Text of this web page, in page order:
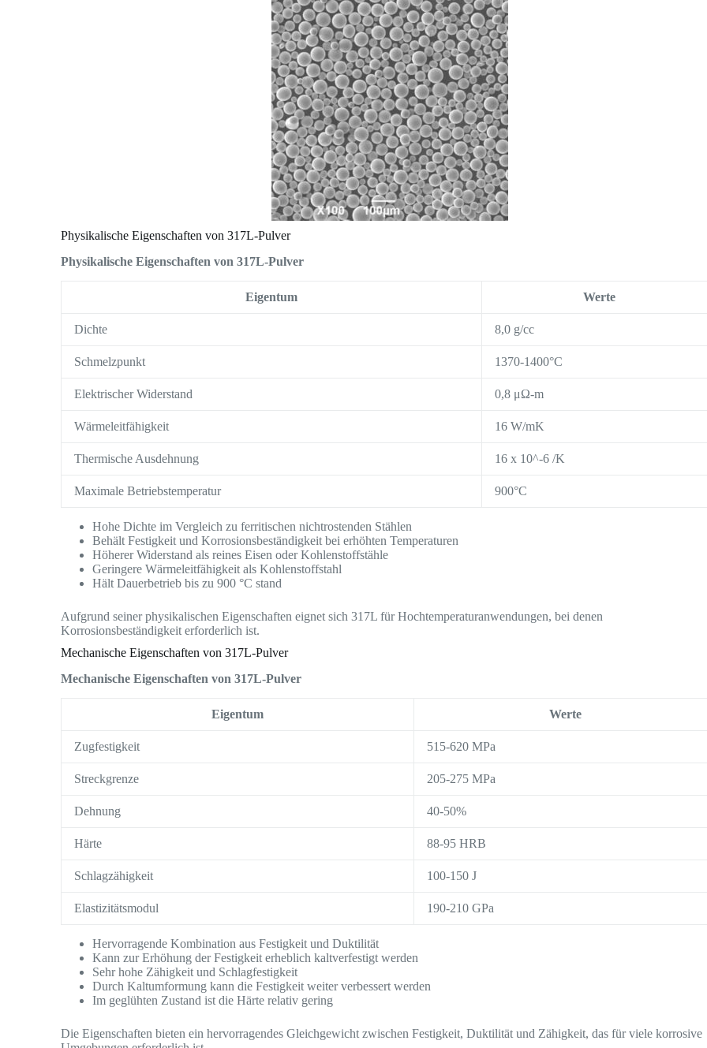
Physikalische Eigenschaften von 317L-Pulver
Physikalische Eigenschaften von 317L-Pulver
Eigentum Werte
Dichte 8,0 g/cc
Schmelzpunkt 1370-1400°C
Elektrischer Widerstand 0,8 μΩ-m
Wärmeleitfähigkeit 16 W/mK
Thermische Ausdehnung 16 x 10^-6 /K
Maximale Betriebstemperatur 900°C
Hohe Dichte im Vergleich zu ferritischen nichtrostenden Stählen
Behält Festigkeit und Korrosionsbeständigkeit bei erhöhten Temperaturen
Höherer Widerstand als reines Eisen oder Kohlenstoffstähle
Geringere Wärmeleitfähigkeit als Kohlenstoffstahl
Hält Dauerbetrieb bis zu 900 °C stand
Aufgrund seiner physikalischen Eigenschaften eignet sich 317L für Hochtemperaturanwendungen, bei denen
Korrosionsbeständigkeit erforderlich ist.
Mechanische Eigenschaften von 317L-Pulver
Mechanische Eigenschaften von 317L-Pulver
Eigentum Werte
Zugfestigkeit 515-620 MPa
Streckgrenze 205-275 MPa
Dehnung 40-50%
Härte 88-95 HRB
Schlagzähigkeit 100-150 J
Elastizitätsmodul 190-210 GPa
Hervorragende Kombination aus Festigkeit und Duktilität
Kann zur Erhöhung der Festigkeit erheblich kaltverfestigt werden
Sehr hohe Zähigkeit und Schlagfestigkeit
Durch Kaltumformung kann die Festigkeit weiter verbessert werden
Im geglühten Zustand ist die Härte relativ gering
Die Eigenschaften bieten ein hervorragendes Gleichgewicht zwischen Festigkeit, Duktilität und Zähigkeit, das für viele korrosive